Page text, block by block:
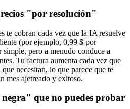
"por resolución"
te cobran cada vez que la IA resuelve
(por ejemplo, 0,99 $ por
pero a menudo conduce a
Tu factura aumenta cada vez que
necesitan, lo que parece que te
mes ajetreado y exitoso.
que no puedes probar